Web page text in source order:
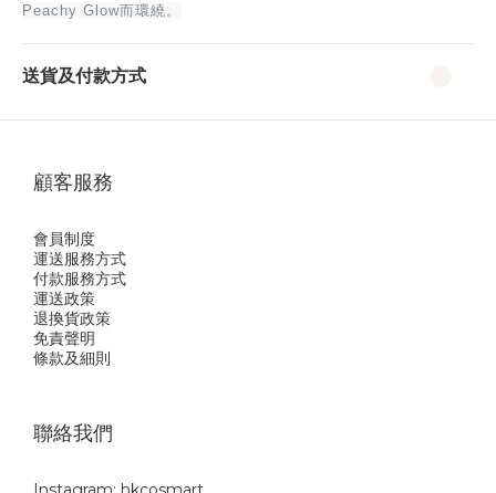
Peachy Glow而環繞。
送貨及付款方式
顧客服務
會員制度
運送服務方式
付款服務方式
運送政策
退換貨政策
免責聲明
條款及細則
聯絡我們